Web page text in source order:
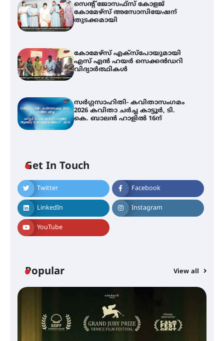
സെന്റ് ജോസഫ്സ് കോളജ്
കോമേഴ്‌സ് അസോസിയേഷന്
തുടക്കമായി
കോമേഴ്സ് എക്സ്പോയുമായി
എസ് എൻ ഹയർ സെക്കൻഡറി
വിദ്യാർത്ഥികൾ
സർഗ്ഗസാഹിതി- കവിതാസംഗമം
2026 കവിതാ ചർച്ച കാട്ടൂർ, ടി.
കെ. ബാലൻ ഹാളിൽ 16ന്
Get In Touch
Twitter Facebook
LinkedIn Instagram
YouTube
Popular View all
സെന്റ് ജോസഫ്സ് കോളജ്
കോമേഴ്‌സ് അസോസിയേഷന്
തുടക്കമായി